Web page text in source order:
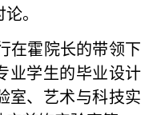
。
在霍院长的带领下
业学生的毕业设计
室、艺术与科技实